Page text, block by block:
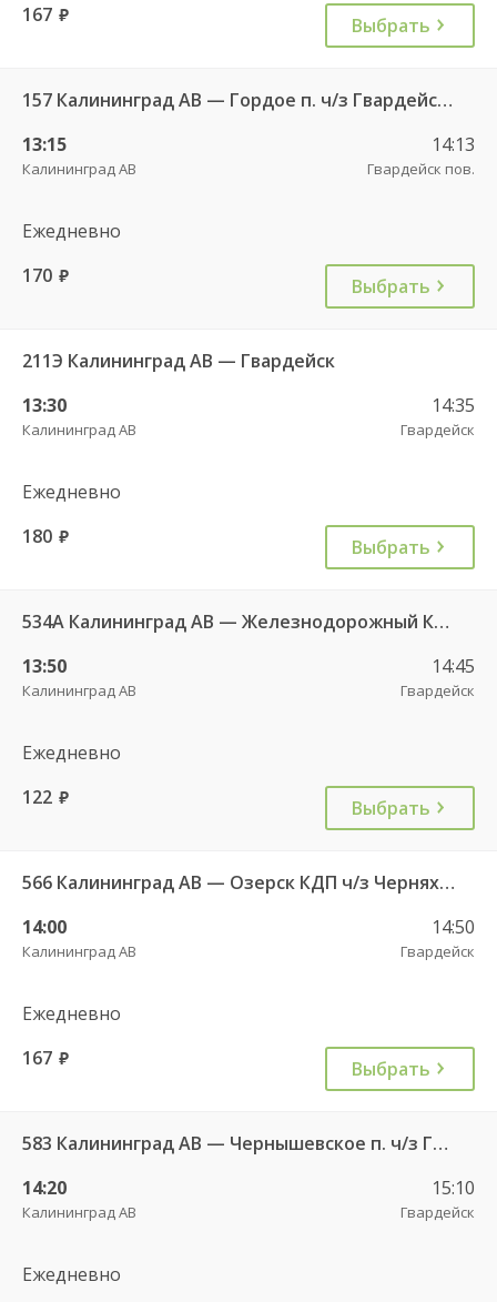
167 руб. Выбрать
157 Калининград АВ — Гордое п. ч/з Гвардейск КДП, Знаменск п.
13:15
Калининград АВ
14:13
Гвардейск пов.
Ежедневно
170 руб. Выбрать
211Э Калининград АВ — Гвардейск
13:30
Калининград АВ
14:35
Гвардейск
Ежедневно
180 руб. Выбрать
534А Калининград АВ — Железнодорожный КДП
13:50
Калининград АВ
14:45
Гвардейск
Ежедневно
122 руб. Выбрать
566 Калининград АВ — Озерск КДП ч/з Черняховск АС
14:00
Калининград АВ
14:50
Гвардейск
Ежедневно
167 руб. Выбрать
583 Калининград АВ — Чернышевское п. ч/з Гвардейск КДП, Черняховск АС
14:20
Калининград АВ
15:10
Гвардейск
Ежедневно